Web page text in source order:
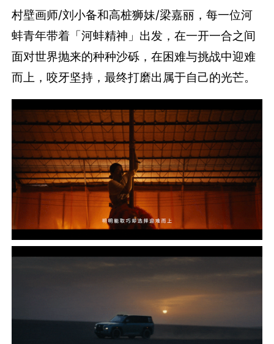
村壁画师/刘小备和高桩狮妹/梁嘉丽，每一位河
蚌青年带着「河蚌精神」出发，在一开一合之间
面对世界抛来的种种沙砾，在困难与挑战中迎难
而上，咬牙坚持，最终打磨出属于自己的光芒。